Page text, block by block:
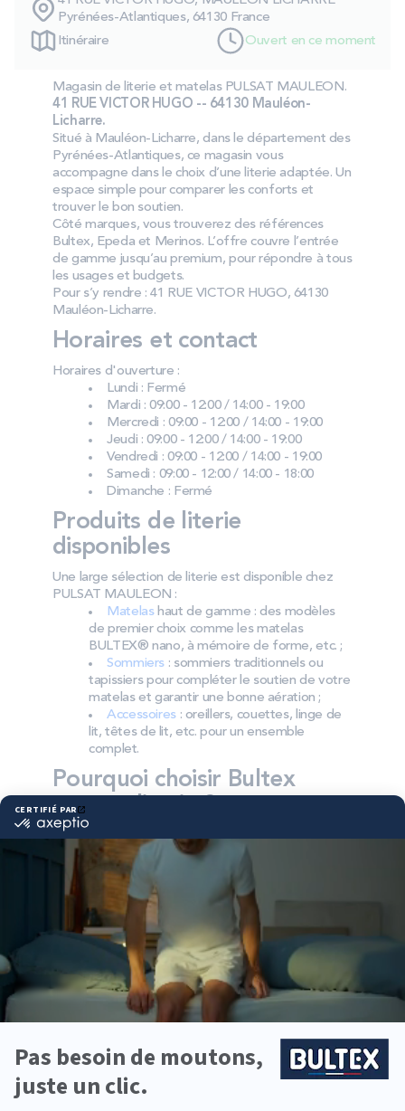
PROMOS
Nos engagements
Storelocator
Pyrénées-Atlantiques, 64130 France
Itinéraire
Ouvert en ce moment
Magasin de literie et matelas PULSAT MAULEON.
41 RUE VICTOR HUGO -- 64130 Mauléon-
Licharre.
Situé à Mauléon-Licharre, dans le département des
Pyrénées-Atlantiques, ce magasin vous
accompagne dans le choix d’une literie adaptée. Un
espace simple pour comparer les conforts et
trouver le bon soutien.
Côté marques, vous trouverez des références
Bultex, Epeda et Merinos. L’offre couvre l’entrée
de gamme jusqu’au premium, pour répondre à tous
les usages et budgets.
Pour s’y rendre : 41 RUE VICTOR HUGO, 64130
Mauléon-Licharre.
Horaires et contact
Horaires d'ouverture :
Lundi : Fermé
Mardi : 09:00 - 12:00 / 14:00 - 19:00
Mercredi : 09:00 - 12:00 / 14:00 - 19:00
Jeudi : 09:00 - 12:00 / 14:00 - 19:00
Vendredi : 09:00 - 12:00 / 14:00 - 19:00
Samedi : 09:00 - 12:00 / 14:00 - 18:00
Dimanche : Fermé
Produits de literie
disponibles
Une large sélection de literie est disponible chez
PULSAT MAULEON :
Matelashaut de gamme : des modèles
de premier choix comme les matelas
BULTEX® nano, à mémoire de forme, etc. ;
Sommiers : sommiers traditionnels ou
tapissiers pour compléter le soutien de votre
matelas et garantir une bonne aération ;
Accessoires: oreillers, couettes, linge de
lit, têtes de lit, etc. pour un ensemble
complet.
Pourquoi choisir Bultex
comme literie ?
Bultex est la marque la plus détenue des Français*,
avec un savoir‑faire reconnu en matière de confort
et de durabilité. Ses technologies de mousse
BULTEX® sont conçues pour offrir un soutien
précis nuit après nuit.
Chaque dormeur peut trouver sa fermeté idéale
parmi plusieurs conforts, du souple au très ferme.
L’association matelas + sommier optimise l’accueil
et le maintien pour un ensemble cohérent.
Pour équiper toute la famille, Bultex propose des
solutions pour la chambre principale, la chambre
d’amis et la literie des enfants, en tenant compte
*Marque la plus détenue : 18 599 personnes
interrogées de février 2019 à mars 2025. Institut
Iligo.